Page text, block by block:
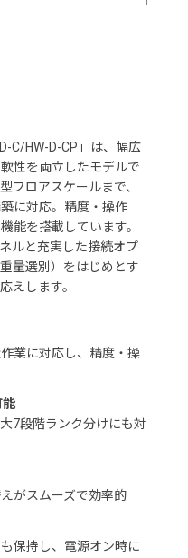
C/HW-D-CP」は、幅広
性を両立したモデルで
フロアスケールまで、
に対応。精度・操作
能を搭載しています。
ルと充実した接続オプ
量選別）をはじめとす
えします。
業に対応し、精度・操
能
7段階ランク分けにも対
がスムーズで効率的
保持し、電源オン時に